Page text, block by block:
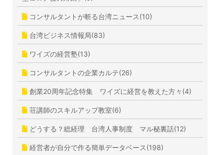
コンサルタントが斬る台湾ニュース(10)
台湾ビジネス情報局(83)
ワイズの経営塾(13)
コンサルタントの企業カルテ(26)
創業20周年記念特集 ワイズに経営を教えた方々(4)
荘講師のスキルアップ教室(6)
どうする？総経理 台湾人事制度 マル秘裏話(12)
経営者が自分で作る簡単データベース(198)